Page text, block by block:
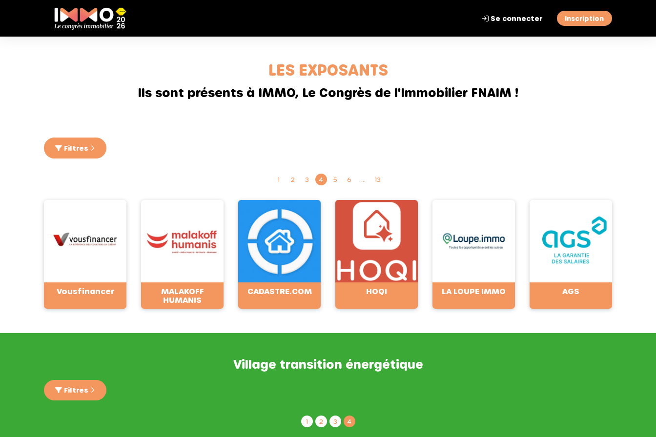
Se connecter Inscription
LES EXPOSANTS
Ils sont présents à IMMO, Le Congrès de l'Immobilier FNAIM !
Filtres
1 2 3 4 5 6 13
Vousfinancer
MALAKOFF
HUMANIS
CADASTRE.COM HOQI LA LOUPE IMMO AGS
Village transition énergétique
Filtres
1 2 3 4